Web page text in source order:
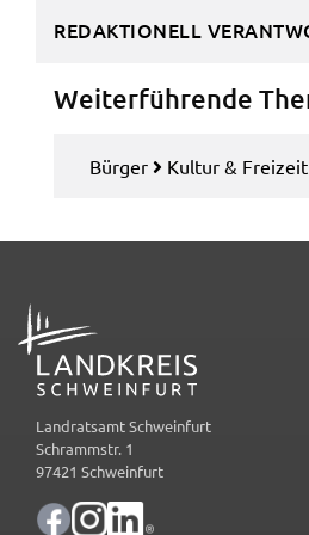
REDAKTIONELL
Weiter­füh­ren­de
Bürger Kultur & Frei­zeit
ADRESSE
Landratsamt Schweinfurt
Schrammstr. 1
97421 Schweinfurt
Name:
Anbieter:
EXTERNE MEDIEN
Wir weisen darauf hin, dass
Daten bei Aktivierung dieser
des Verantwortungsbereichs
Schweinfurt liegt und
Datenschutzbestimmungen